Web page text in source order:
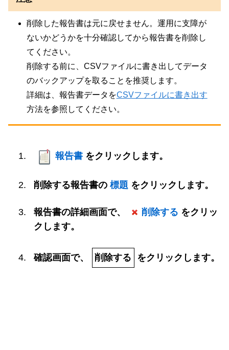
削除した報告書は元に戻せません。運用に支障が
ないかどうかを十分確認してから報告書を削除し
てください。
削除する前に、CSVファイルに書き出してデータ
のバックアップを取ることを推奨します。
詳細は、報告書データをCSVファイルに書き出す
方法を参照してください。
報告書 をクリックします。
削除する報告書の 標題 をクリックします。
報告書の詳細画面で、 削除する をクリッ
クします。
確認画面で、 削除する をクリックします。